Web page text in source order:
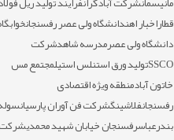
قطاراخبار اهندانشگاه ولی عصر رفسنجان
دانشگاه ولی عصرمدرسه شاهدشرکت
SSCOتولید ورق استنلس استیلمجتمع مس
خاتون آبادمنطقه ویژه اقتصادی
رفسنجانفلاشینگشرکت فن آوران پارسیان
بندرعباسرفسنجان خیابان شهید محمدیشرکت